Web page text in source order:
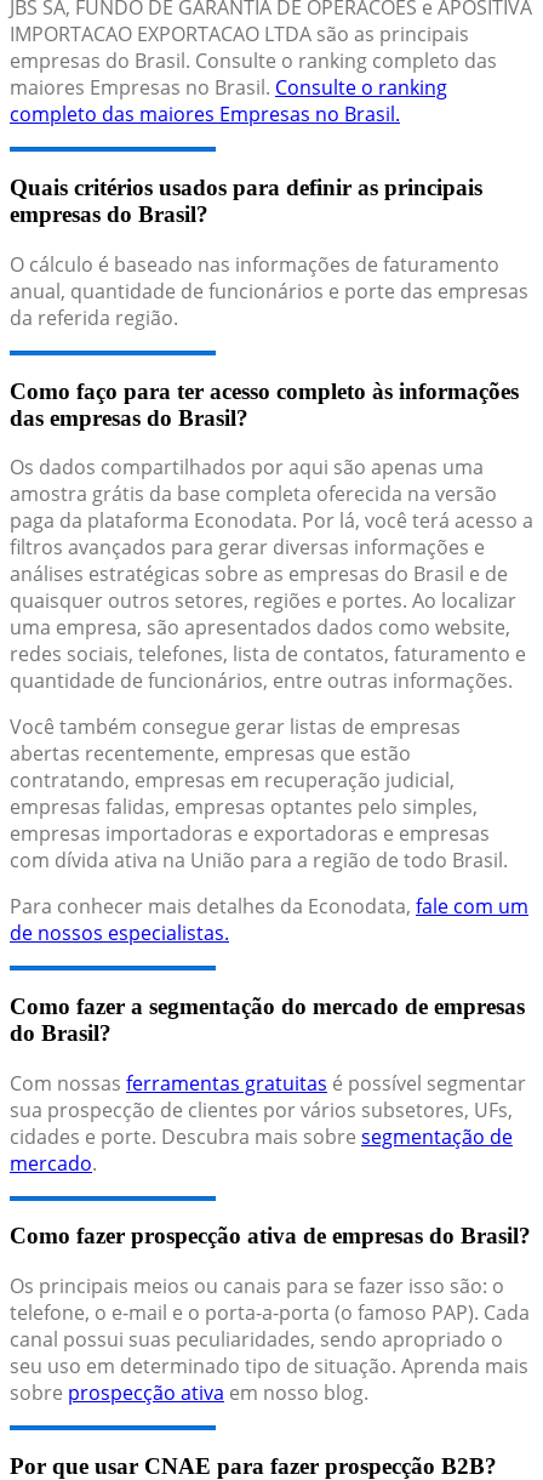
JBS SA, FUNDO DE GARANTIA DE OPERACOES e APOSITIVA
IMPORTACAO EXPORTACAO LTDA são as principais
empresas do Brasil. Consulte o ranking completo das
maiores Empresas no Brasil. Consulte o ranking
completo das maiores Empresas no Brasil.
Quais critérios usados para definir as principais
empresas do Brasil?
O cálculo é baseado nas informações de faturamento
anual, quantidade de funcionários e porte das empresas
da referida região.
Como faço para ter acesso completo às informações
das empresas do Brasil?
Os dados compartilhados por aqui são apenas uma
amostra grátis da base completa oferecida na versão
paga da plataforma Econodata. Por lá, você terá acesso a
filtros avançados para gerar diversas informações e
análises estratégicas sobre as empresas do Brasil e de
quaisquer outros setores, regiões e portes. Ao localizar
uma empresa, são apresentados dados como website,
redes sociais, telefones, lista de contatos, faturamento e
quantidade de funcionários, entre outras informações.
Você também consegue gerar listas de empresas
abertas recentemente, empresas que estão
contratando, empresas em recuperação judicial,
empresas falidas, empresas optantes pelo simples,
empresas importadoras e exportadoras e empresas
com dívida ativa na União para a região de todo Brasil.
Para conhecer mais detalhes da Econodata, fale com um
de nossos especialistas.
Como fazer a segmentação do mercado de empresas
do Brasil?
Com nossas ferramentas gratuitas é possível segmentar
sua prospecção de clientes por vários subsetores, UFs,
cidades e porte. Descubra mais sobre segmentação de
mercado.
Como fazer prospecção ativa de empresas do Brasil?
Os principais meios ou canais para se fazer isso são: o
telefone, o e-mail e o porta-a-porta (o famoso PAP). Cada
canal possui suas peculiaridades, sendo apropriado o
seu uso em determinado tipo de situação. Aprenda mais
sobre prospecção ativa em nosso blog.
Por que usar CNAE para fazer prospecção B2B?